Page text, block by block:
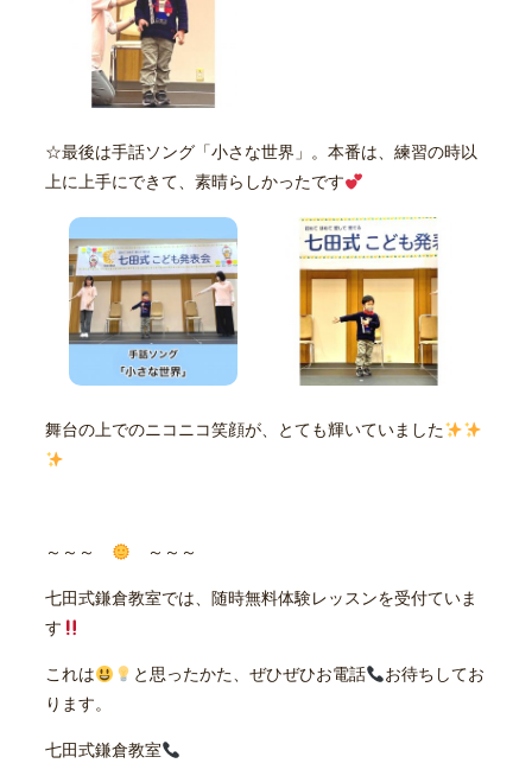
☆最後は手話ソング「小さな世界」。本番は、練習の時以
上に上手にできて、素晴らしかったです
舞台の上でのニコニコ笑顔が、とても輝いていました
～～～ ～～～
七田式鎌倉教室では、随時無料体験レッスンを受付ていま
す
これは と思ったかた、ぜひぜひお電話
お待ちしてお
ります。
七田式鎌倉教室